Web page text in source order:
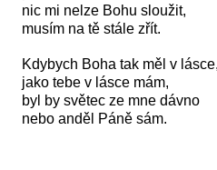
nic mi nelze Bohu sloužit,
musím na tě stále zřít.
Kdybych Boha tak měl v lásce,
jako tebe v lásce mám,
byl by světec ze mne dávno
nebo anděl Páně sám.